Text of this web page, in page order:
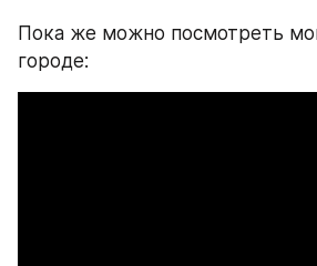
Пока же можно посмотреть
городе: